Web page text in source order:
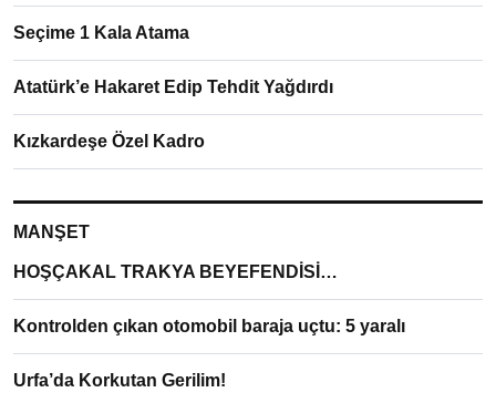
Seçime 1 Kala Atama
Atatürk’e Hakaret Edip Tehdit Yağdırdı
Kızkardeşe Özel Kadro
MANŞET
HOŞÇAKAL TRAKYA BEYEFENDİSİ…
Kontrolden çıkan otomobil baraja uçtu: 5 yaralı
Urfa’da Korkutan Gerilim!